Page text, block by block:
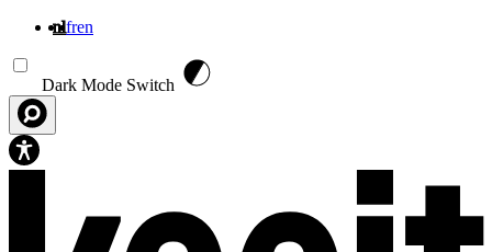
nlfren
Dark Mode Switch